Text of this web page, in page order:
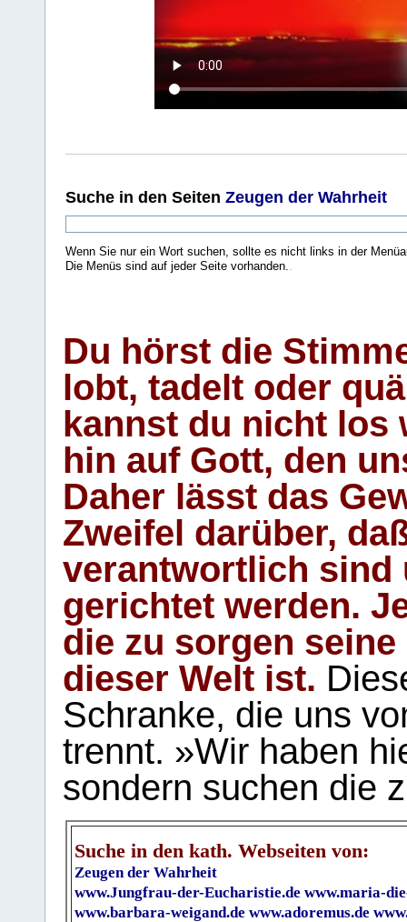
Suche in den Seiten Zeugen der Wahrheit
Wenn Sie nur ein Wort suchen, sollte es nicht links in der
Die Menüs sind auf jeder Seite vorhanden..
Du hörst die
lobt, tadelt oder
kannst du nicht los
hin auf Gott, den
Daher lässt das
Zweifel darüber,
verantwortlich sind
gerichtet werden.
die zu sorgen
dieser Welt ist.
Schranke, die uns
trennt. »Wir haben
sondern suchen die
Suche in den kath. Webseiten von:
Zeugen der Wahrheit
www.Jungfrau-der-Eucharistie.de www.maria-
www.barbara-weigand.de www.adoremus.de